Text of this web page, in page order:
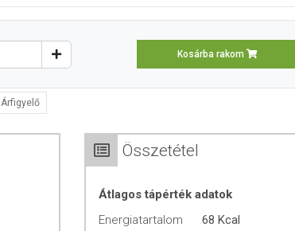
Kosárba rakom
Árfigyelő
Összetétel
Átlagos tápérték adatok
Energiatartalom
68 Kcal